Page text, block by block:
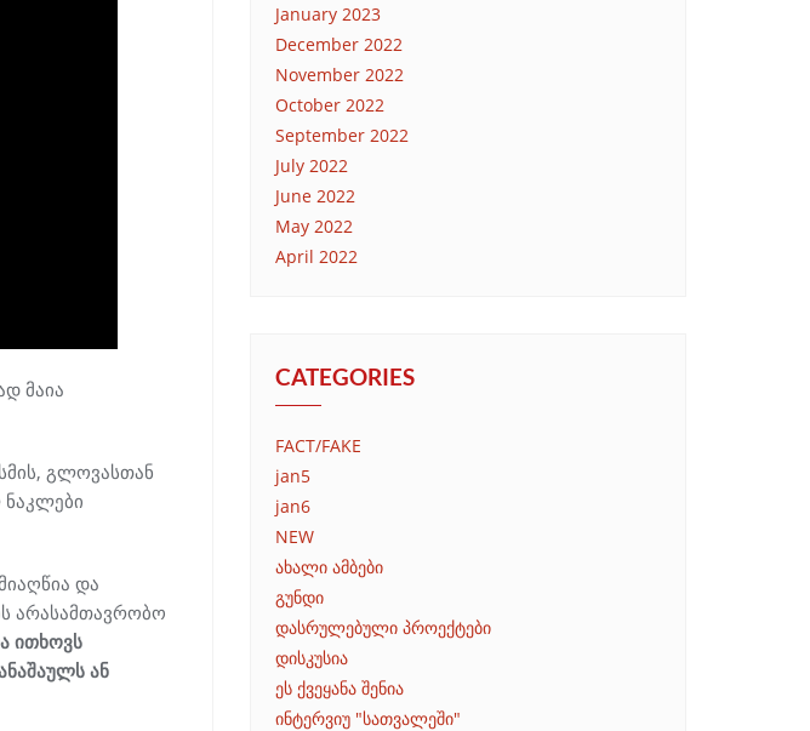
მაია
გლოვასთან
ნაკლები
და
არასამთავრობო
ითხოვს
ან
January 2023
December 2022
November 2022
October 2022
September 2022
July 2022
June 2022
May 2022
April 2022
CATEGORIES
FACT/FAKE
jan5
jan6
NEW
ახალი ამბები
გუნდი
დასრულებული პროექტები
დისკუსია
ეს ქვეყანა შენია
ინტერვიუ "სათვალეში"